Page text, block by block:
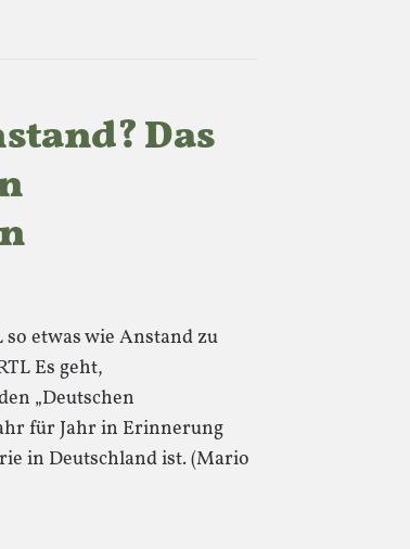
Das
so etwas wie Anstand zu
Es geht,
„Deutschen
für Jahr in Erinnerung
in Deutschland ist. (Mario